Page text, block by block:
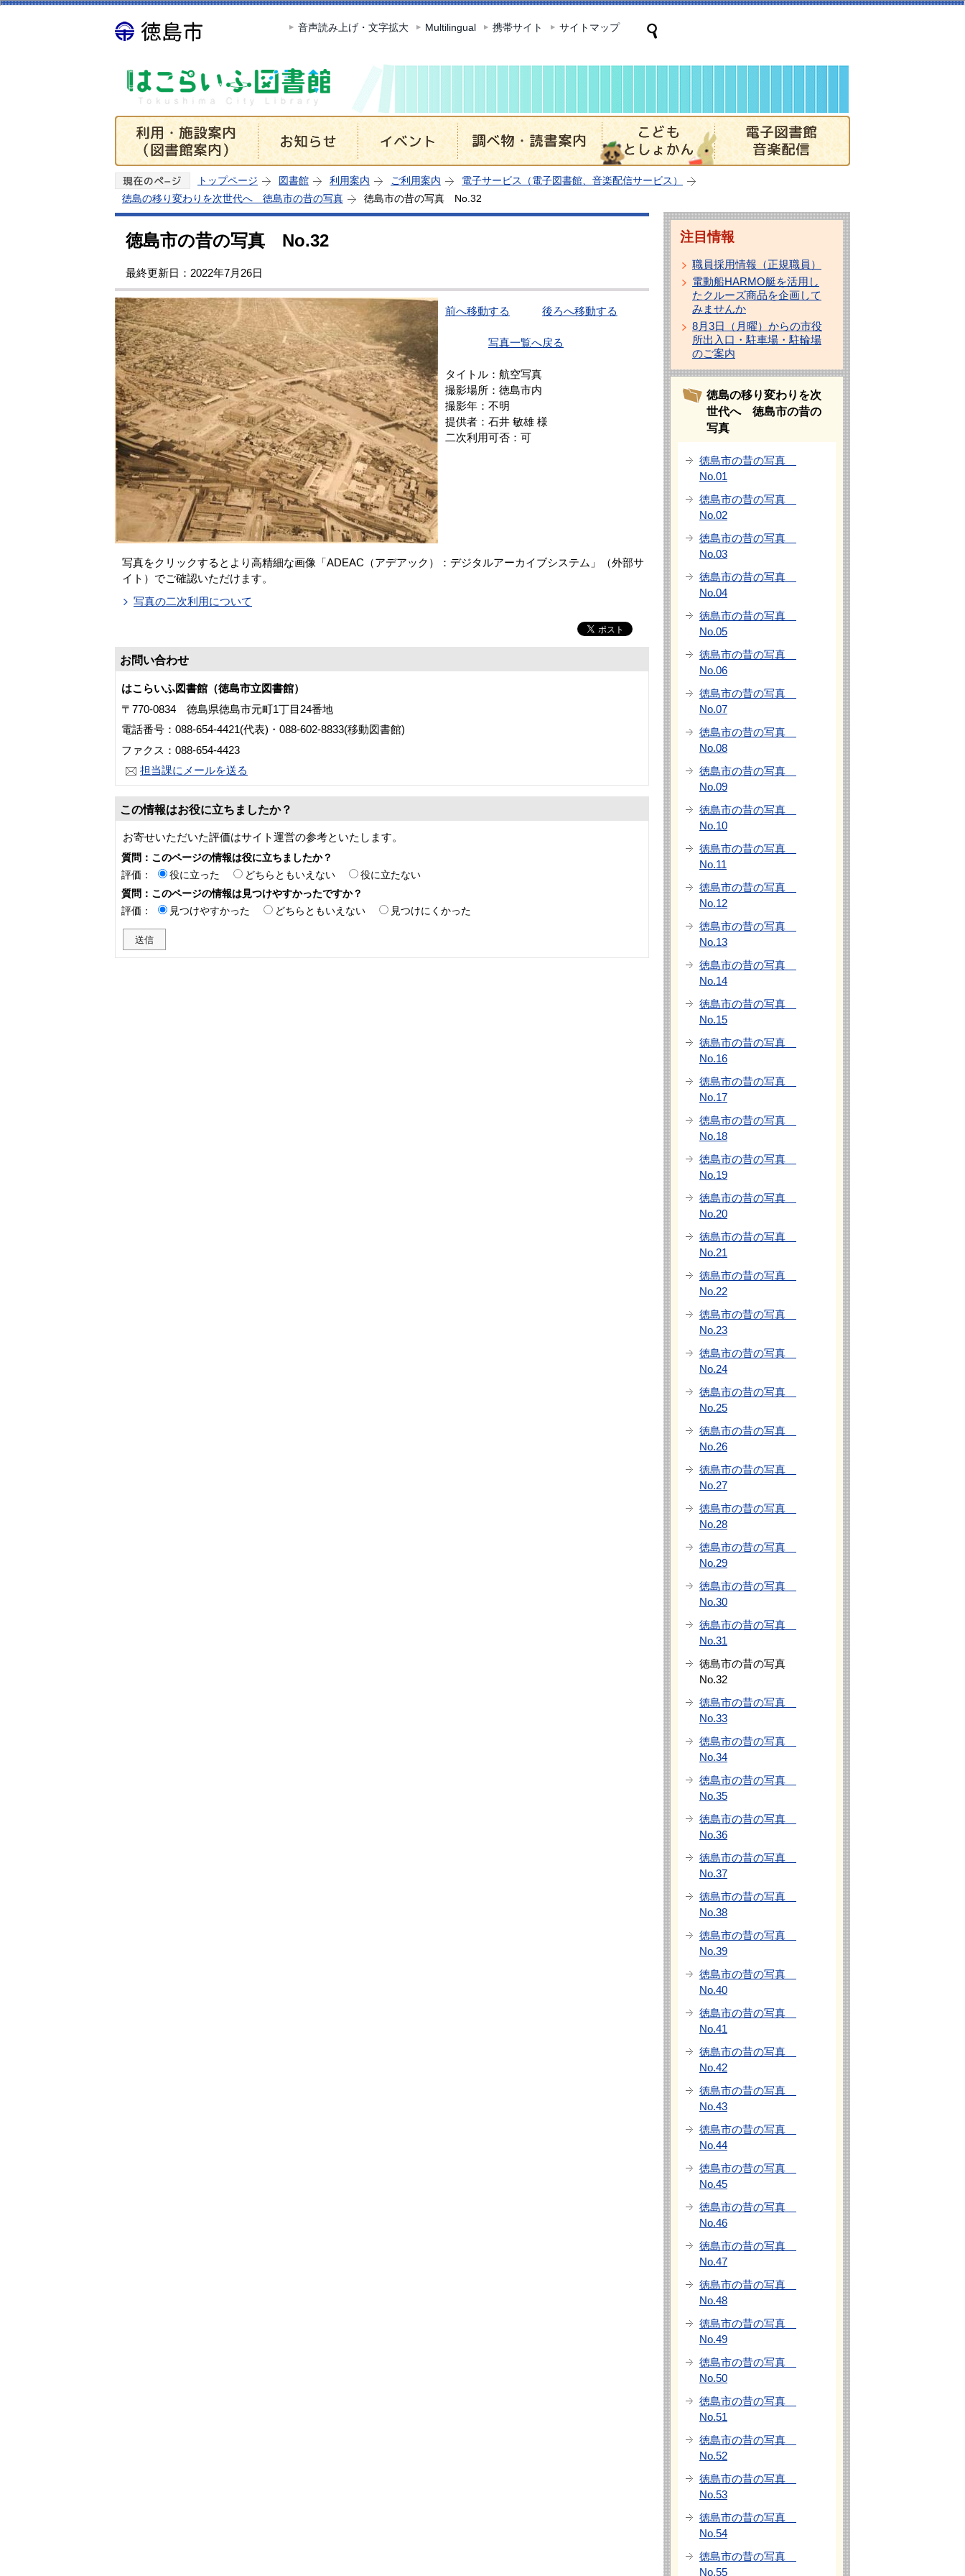
このページの本文へ移動
音声読み上げ・文字拡大 Multilingual 携帯サイト サイトマップ
トップページ 図書館 利用案内 ご利用案内
電子サービス（電子図書館、音楽配信サービス）
徳島の移り変わりを次世代へ 徳島市の昔の写真
徳島市の昔の写真 No.32
徳島市の昔の写真 No.32
最終更新日：2022年7月26日
前へ移動する 後ろへ移動する
写真一覧へ戻る
タイトル：航空写真
撮影場所：徳島市内
撮影年：不明
提供者：石井 敏雄 様
二次利用可否：可
写真をクリックするとより高精細な画像「ADEAC（アデアック）：デジタルアーカイブシステム」（外部サ
イト）でご確認いただけます。
写真の二次利用について
お問い合わせ
はこらいふ図書館（徳島市立図書館）
〒770-0834 徳島県徳島市元町1丁目24番地
電話番号：088-654-4421(代表)・088-602-8833(移動図書館)
ファクス：088-654-4423
担当課にメールを送る
この情報はお役に立ちましたか？
お寄せいただいた評価はサイト運営の参考といたします。
質問：このページの情報は役に立ちましたか？
評価：
役に立った どちらともいえない
役に立たない
質問：このページの情報は見つけやすかったですか？
評価：
見つけやすかった どちらともいえない 見つけにくかった
注目情報
職員採用情報（正規職員）
電動船HARMO艇を活用し
たクルーズ商品を企画して
みませんか
8月3日（月曜）からの市役
所出入口・駐車場・駐輪場
のご案内
徳島の移り変わりを次
世代へ 徳島市の昔の
写真
徳島市の昔の写真
No.01
徳島市の昔の写真
No.02
徳島市の昔の写真
No.03
徳島市の昔の写真
No.04
徳島市の昔の写真
No.05
徳島市の昔の写真
No.06
徳島市の昔の写真
No.07
徳島市の昔の写真
No.08
徳島市の昔の写真
No.09
徳島市の昔の写真
No.10
徳島市の昔の写真
No.11
徳島市の昔の写真
No.12
徳島市の昔の写真
No.13
徳島市の昔の写真
No.14
徳島市の昔の写真
No.15
徳島市の昔の写真
No.16
徳島市の昔の写真
No.17
徳島市の昔の写真
No.18
徳島市の昔の写真
No.19
徳島市の昔の写真
No.20
徳島市の昔の写真
No.21
徳島市の昔の写真
No.22
徳島市の昔の写真
No.23
徳島市の昔の写真
No.24
徳島市の昔の写真
No.25
徳島市の昔の写真
No.26
徳島市の昔の写真
No.27
徳島市の昔の写真
No.28
徳島市の昔の写真
No.29
徳島市の昔の写真
No.30
徳島市の昔の写真
No.31
徳島市の昔の写真
No.32
徳島市の昔の写真
No.33
徳島市の昔の写真
No.34
徳島市の昔の写真
No.35
徳島市の昔の写真
No.36
徳島市の昔の写真
No.37
徳島市の昔の写真
No.38
徳島市の昔の写真
No.39
徳島市の昔の写真
No.40
徳島市の昔の写真
No.41
徳島市の昔の写真
No.42
徳島市の昔の写真
No.43
徳島市の昔の写真
No.44
徳島市の昔の写真
No.45
徳島市の昔の写真
No.46
徳島市の昔の写真
No.47
徳島市の昔の写真
No.48
徳島市の昔の写真
No.49
徳島市の昔の写真
No.50
徳島市の昔の写真
No.51
徳島市の昔の写真
No.52
徳島市の昔の写真
No.53
徳島市の昔の写真
No.54
徳島市の昔の写真
No.55